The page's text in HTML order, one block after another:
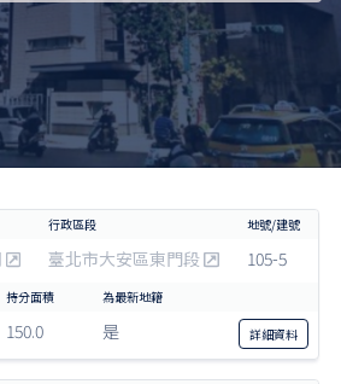
臺北市大安區東門段 105-5
150.0 是 詳細資料